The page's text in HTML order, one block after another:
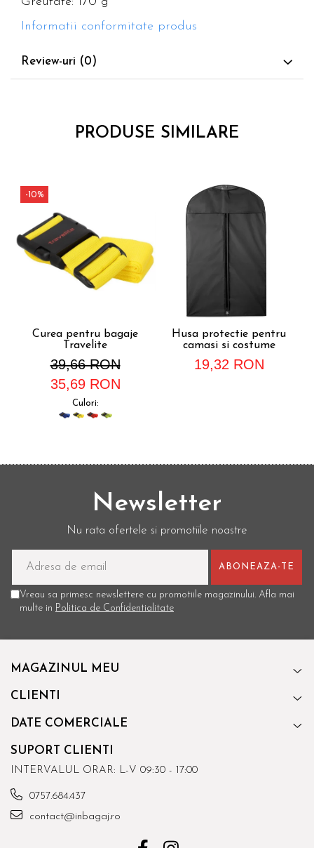
Informatii conformitate produs
Review-uri (0)
PRODUSE SIMILARE
-10%
Curea pentru bagaje
Travelite
39,66 RON
35,69 RON
Culori:
Husa protectie pentru
camasi si costume
19,32 RON
Newsletter
Nu rata ofertele si promotiile noastre
Vreau sa primesc newslettere cu promotiile magazinului. Afla mai
multe in Politica de Confidentialitate
MAGAZINUL MEU
CLIENTI
DATE COMERCIALE
SUPORT CLIENTI
INTERVALUL ORAR: L-V 09:30 - 17:00
0757.684.437
contact@inbagaj.ro